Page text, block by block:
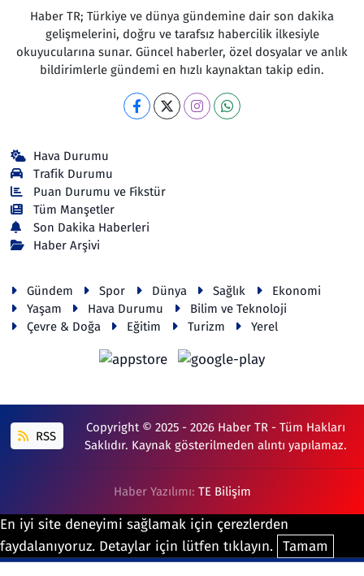
Haber TR; Türkiye ve dünya gündemine dair son dakika
gelişmelerini, doğru ve tarafsız habercilik ilkesiyle
okuyucularına sunar. Güncel haberler, özel dosyalar ve anlık
bildirimlerle gündemi en hızlı kaynaktan takip edin.
Hava Durumu
Trafik Durumu
Puan Durumu ve Fikstür
Tüm Manşetler
Son Dakika Haberleri
Haber Arşivi
Gündem Spor Dünya Sağlık
Ekonomi
Yaşam
Hava Durumu
Bilim ve Teknoloji
Çevre & Doğa
Eğitim Turizm Yerel
RSS
Copyright © 2025 - 2026 Haber TR - Tüm Hakları
Saklıdır. Kaynak gösterilmeden alıntı yapılamaz.
Haber Yazılımı: TE Bilişim
En iyi site deneyimi sağlamak için çerezlerden
faydalanıyoruz. Detaylar için lütfen tıklayın.
Tamam